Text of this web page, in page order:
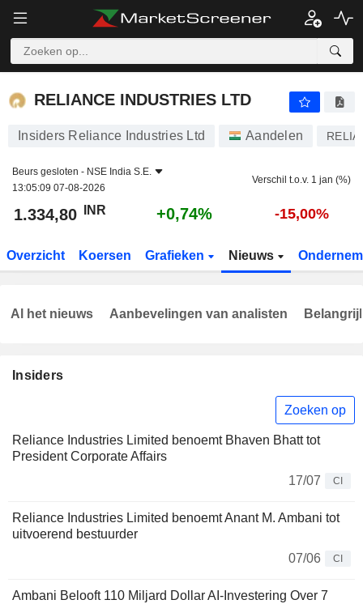
RELIANCE INDUSTRIES LTD
Insiders Reliance Industries Ltd Aandelen
Beurs gesloten - NSE India S.E.
13:05:09 07-08-2026
Verschil t.o.v. 1 jan (%)
1.334,80 INR +0,74% -15,00%
Overzicht Koersen Grafieken Nieuws
Insiders
Zoeken op
Reliance Industries Limited benoemt Bhaven Bhatt tot
President Corporate Affairs
17/07
CI
Reliance Industries Limited benoemt Anant M. Ambani tot
uitvoerend bestuurder
07/06
CI
Ambani Belooft 110 Miljard Dollar AI-Investering Over 7
Al het nieuws Aanbevelingen van analisten